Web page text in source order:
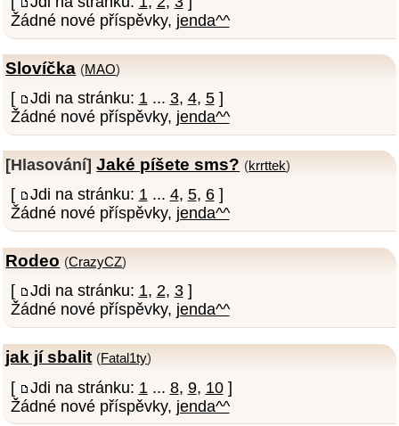
Žádné nové příspěvky, jenda^^
Slovíčka (MAO)
[ Jdi na stránku: 1 ... 3, 4, 5]
Žádné nové příspěvky, jenda^^
[Hlasování] Jaké píšete sms? (krrttek)
[ Jdi na stránku: 1... 4, 5, 6]
Žádné nové příspěvky, jenda^^
Rodeo (CrazyCZ)
[ Jdi na stránku: 1, 2, 3]
Žádné nové příspěvky, jenda^^
jak jí sbalit (Fatal1ty)
[ Jdi na stránku: 1 ... 8, 9, 10]
Žádné nové příspěvky, jenda^^